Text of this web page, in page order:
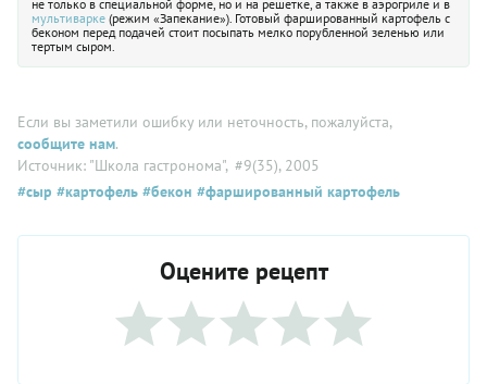
не только в специальной форме, но и на решетке, а также в аэрогриле и в
мультиварке (режим «Запекание»). Готовый фаршированный картофель с
беконом перед подачей стоит посыпать мелко порубленной зеленью или
тертым сыром.
Если вы заметили ошибку или неточность, пожалуйста,
сообщите нам.
Источник: "Школа гастронома", #9(35), 2005
#сыр #картофель #бекон #фаршированный картофель
Оцените рецепт